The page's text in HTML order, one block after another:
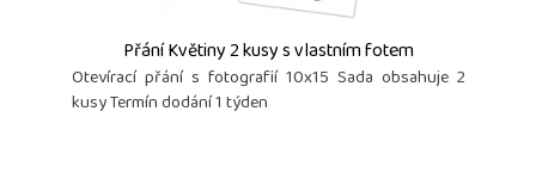
Přání Květiny 2 kusy s vlastním fotem
Otevírací přání s fotografií 10x15 Sada obsahuje 2
kusy Termín dodání 1 týden